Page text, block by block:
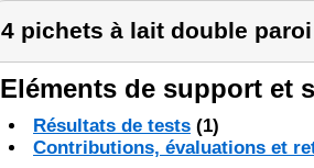
4 pichets à lait double
Eléments de support et
Résultats de tests (1)
Contributions, évaluations et